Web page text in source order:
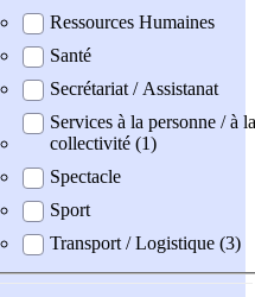
Ressources Humaines
Santé
Secrétariat / Assistanat
Services à la personne / à la
collectivité (1)
Spectacle
Sport
Transport / Logistique (3)